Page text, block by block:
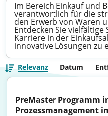
Im Bereich Einkauf und
verantwortlich für die
den Erwerb von Waren
Entdecken Sie
Karriere in der
innovative Lösungen zu
Relevanz Datum
PreMaster Programm
Prozessmanagement